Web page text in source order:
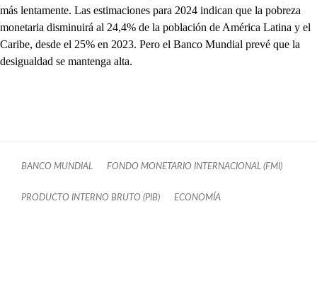
más lentamente. Las estimaciones para 2024 indican que la pobreza
monetaria disminuirá al 24,4% de la población de América Latina y el
Caribe, desde el 25% en 2023. Pero el Banco Mundial prevé que la
desigualdad se mantenga alta.
BANCO MUNDIAL FONDO MONETARIO INTERNACIONAL (FMI)
PRODUCTO INTERNO BRUTO (PIB) ECONOMÍA